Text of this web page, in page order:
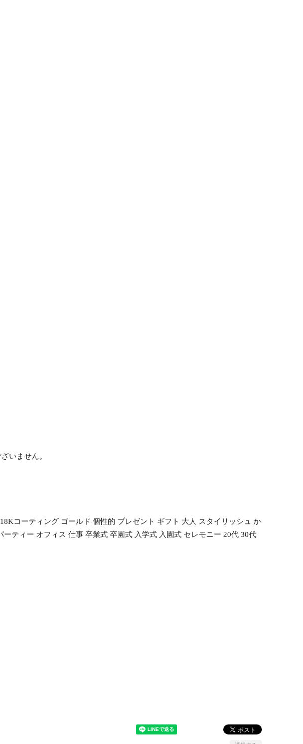
いません。
コーティング ゴールド 個性的 プレゼント ギフト 大人 スタイリッシュ か
ティー オフィス 仕事 卒業式 卒園式 入学式 入園式 セレモニー 20代 30代